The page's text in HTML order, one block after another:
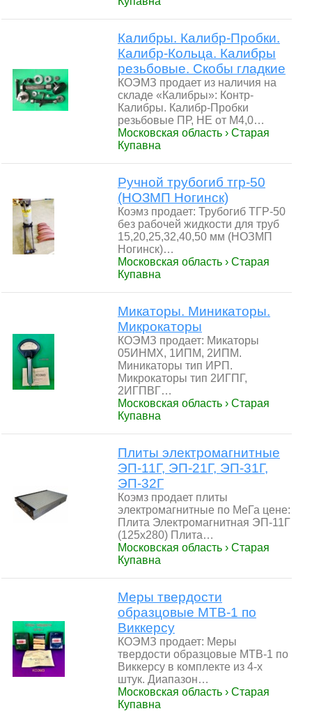
Калибры. Калибр-Пробки.
Калибр-Кольца. Калибры
резьбовые. Скобы гладкие
КОЭМЗ продает из наличия на
складе «Калибры»: Контр-
Калибры. Калибр-Пробки
резьбовые ПР, НЕ от М4,0…
Московская область › Старая
Купавна
Ручной трубогиб тгр-50
(НОЗМП Ногинск)
Коэмз продает: Трубогиб ТГР-50
без рабочей жидкости для труб
15,20,25,32,40,50 мм (НОЗМП
Ногинск)…
Московская область › Старая
Купавна
Микаторы. Миникаторы.
Микрокаторы
КОЭМЗ продает: Микаторы
05ИНМХ, 1ИПМ, 2ИПМ.
Миникаторы тип ИРП.
Микрокаторы тип 2ИГПГ,
2ИГПВГ…
Московская область › Старая
Купавна
Плиты электромагнитные
ЭП-11Г, ЭП-21Г, ЭП-31Г,
ЭП-32Г
Коэмз продает плиты
электромагнитные по МеГа цене:
Плита Электромагнитная ЭП-11Г
(125х280) Плита…
Московская область › Старая
Купавна
Меры твердости
образцовые МТВ-1 по
Виккерсу
КОЭМЗ продает: Меры
твердости образцовые МТВ-1 по
Виккерсу в комплекте из 4-х
штук. Диапазон…
Московская область › Старая
Купавна